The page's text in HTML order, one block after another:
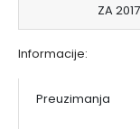
ZA
Informacije:
Preuzimanja